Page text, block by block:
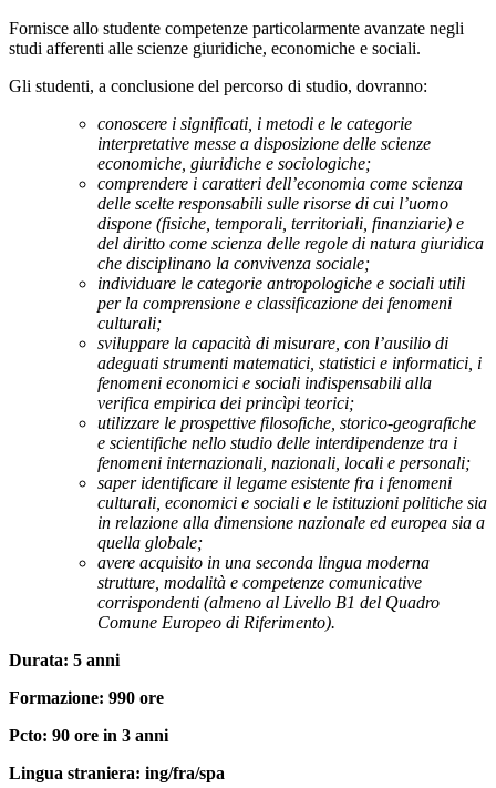
Fornisce allo studente competenze particolarmente avanzate negli
studi afferenti alle scienze giuridiche, economiche e sociali.
Gli studenti, a conclusione del percorso di studio, dovranno:
conoscere i significati, i metodi e le categorie
interpretative messe a disposizione delle scienze
economiche, giuridiche e sociologiche;
comprendere i caratteri dell’economia come scienza
delle scelte responsabili sulle risorse di cui l’uomo
dispone (fisiche, temporali, territoriali, finanziarie) e
del diritto come scienza delle regole di natura giuridica
che disciplinano la convivenza sociale;
individuare le categorie antropologiche e sociali utili
per la comprensione e classificazione dei fenomeni
culturali;
sviluppare la capacità di misurare, con l’ausilio di
adeguati strumenti matematici, statistici e informatici, i
fenomeni economici e sociali indispensabili alla
verifica empirica dei princìpi teorici;
utilizzare le prospettive filosofiche, storico-geografiche
e scientifiche nello studio delle interdipendenze tra i
fenomeni internazionali, nazionali, locali e personali;
saper identificare il legame esistente fra i fenomeni
culturali, economici e sociali e le istituzioni politiche sia
in relazione alla dimensione nazionale ed europea sia a
quella globale;
avere acquisito in una seconda lingua moderna
strutture, modalità e competenze comunicative
corrispondenti (almeno al Livello B1 del Quadro
Comune Europeo di Riferimento).
Durata: 5 anni
Formazione: 990 ore
Pcto: 90 ore in 3 anni
Lingua straniera: ing/fra/spa